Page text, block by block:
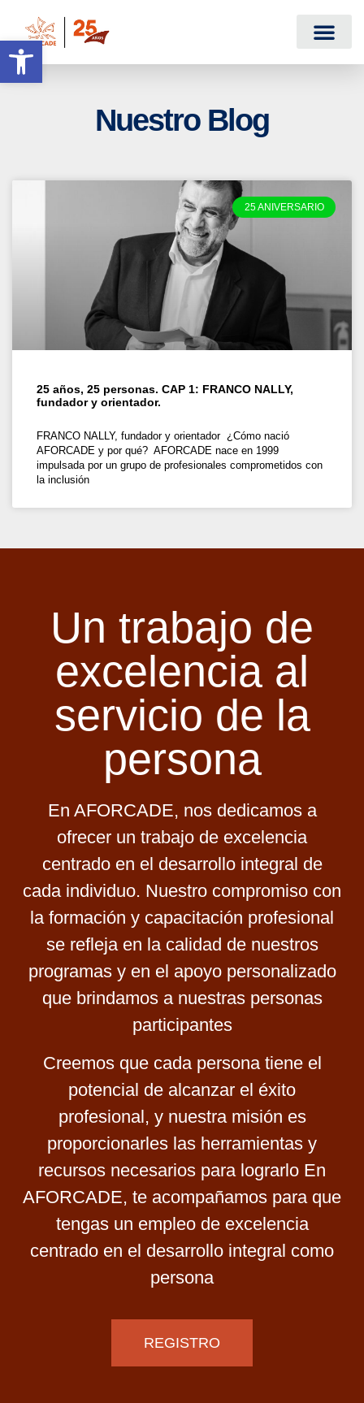
Abrir barra de herramientas
Nuestro Blog
25 ANIVERSARIO
25 años, 25 personas. CAP 1: FRANCO NALLY,
fundador y orientador.
FRANCO NALLY, fundador y orientador ¿Cómo nació
AFORCADE y por qué? AFORCADE nace en 1999
impulsada por un grupo de profesionales comprometidos con
la inclusión
Un trabajo de
excelencia al
servicio de la
persona
En AFORCADE, nos dedicamos a
ofrecer un trabajo de excelencia
centrado en el desarrollo integral de
cada individuo. Nuestro compromiso con
la formación y capacitación profesional
se refleja en la calidad de nuestros
programas y en el apoyo personalizado
que brindamos a nuestras personas
participantes
Creemos que cada persona tiene el
potencial de alcanzar el éxito
profesional, y nuestra misión es
proporcionarles las herramientas y
recursos necesarios para lograrlo En
AFORCADE, te acompañamos para que
tengas un empleo de excelencia
centrado en el desarrollo integral como
persona
REGISTRO